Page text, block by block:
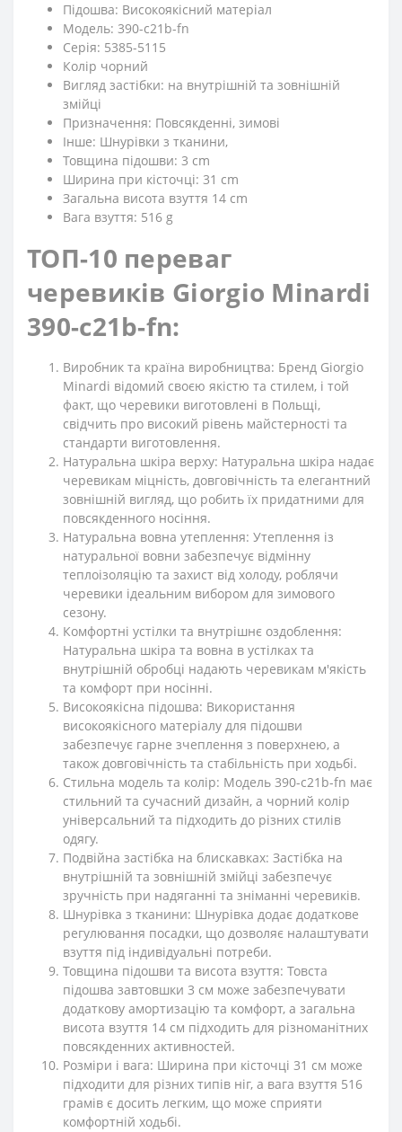
Підошва: Високоякісний матеріал
Модель: 390-c21b-fn
Серія: 5385-5115
Колір чорний
Вигляд застібки: на внутрішній та зовнішній
змійці
Призначення: Повсякденні, зимові
Iнше: Шнурівки з тканини,
Товщина підошви: 3 cm
Ширина при кісточці: 31 cm
Загальна висота взуття 14 cm
Вага взуття: 516 g
ТОП-10 переваг
черевиків Giorgio Minardi
390-c21b-fn:
Виробник та країна виробництва: Бренд Giorgio
Minardi відомий своєю якістю та стилем, і той
факт, що черевики виготовлені в Польщі,
свідчить про високий рівень майстерності та
стандарти виготовлення.
Натуральна шкіра верху: Натуральна шкіра надає
черевикам міцність, довговічність та елегантний
зовнішній вигляд, що робить їх придатними для
повсякденного носіння.
Натуральна вовна утеплення: Утеплення із
натуральної вовни забезпечує відмінну
теплоізоляцію та захист від холоду, роблячи
черевики ідеальним вибором для зимового
сезону.
Комфортні устілки та внутрішнє оздоблення:
Натуральна шкіра та вовна в устілках та
внутрішній обробці надають черевикам м'якість
та комфорт при носінні.
Високоякісна підошва: Використання
високоякісного матеріалу для підошви
забезпечує гарне зчеплення з поверхнею, а
також довговічність та стабільність при ходьбі.
Стильна модель та колір: Модель 390-c21b-fn має
стильний та сучасний дизайн, а чорний колір
універсальний та підходить до різних стилів
одягу.
Подвійна застібка на блискавках: Застібка на
внутрішній та зовнішній змійці забезпечує
зручність при надяганні та зніманні черевиків.
Шнурівка з тканини: Шнурівка додає додаткове
регулювання посадки, що дозволяє налаштувати
взуття під індивідуальні потреби.
Товщина підошви та висота взуття: Товста
підошва завтовшки 3 см може забезпечувати
додаткову амортизацію та комфорт, а загальна
висота взуття 14 см підходить для різноманітних
повсякденних активностей.
Розміри і вага: Ширина при кісточці 31 см може
підходити для різних типів ніг, а вага взуття 516
грамів є досить легким, що може сприяти
комфортній ходьбі.